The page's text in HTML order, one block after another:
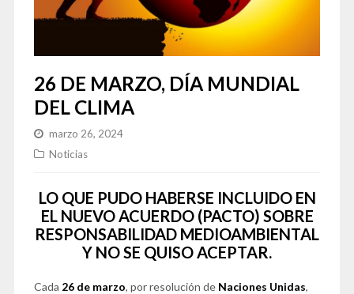
26 DE MARZO, DÍA MUNDIAL
DEL CLIMA
marzo 26, 2024
Noticias
LO QUE PUDO HABERSE INCLUIDO EN
EL NUEVO ACUERDO (PACTO) SOBRE
RESPONSABILIDAD MEDIOAMBIENTAL
Y NO SE QUISO ACEPTAR.
Cada 26 de marzo, por resolución de Naciones Unidas,